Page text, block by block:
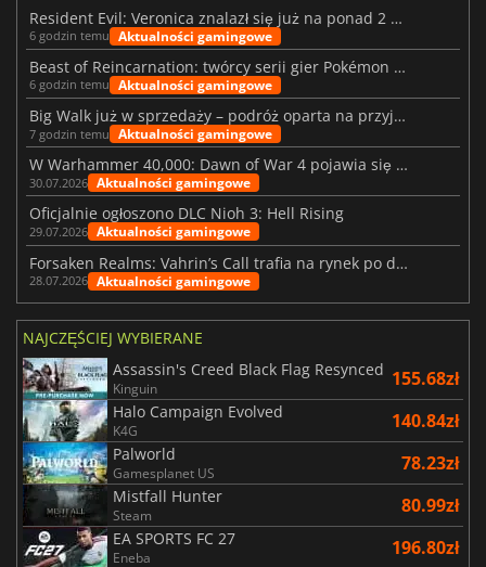
Resident Evil: Veronica znalazł się już na ponad 2 milionach list życzeń
6 godzin temu Aktualności gamingowe
Beast of Reincarnation: twórcy serii gier Pokémon wkraczają na nową ścieżkę
6 godzin temu Aktualności gamingowe
Big Walk już w sprzedaży – podróż oparta na przyjaźni
7 godzin temu Aktualności gamingowe
W Warhammer 40,000: Dawn of War 4 pojawia się frakcja Nekronów
30.07.2026 Aktualności gamingowe
Oficjalnie ogłoszono DLC Nioh 3: Hell Rising
29.07.2026 Aktualności gamingowe
Forsaken Realms: Vahrin’s Call trafia na rynek po dziesięciu latach prac
28.07.2026 Aktualności gamingowe
NAJCZĘŚCIEJ WYBIERANE
Assassin's Creed Black Flag Resynced
Kinguin 155.68zł
Halo Campaign Evolved
K4G 140.84zł
Palworld
Gamesplanet US 78.23zł
Mistfall Hunter
Steam 80.99zł
EA SPORTS FC 27
Eneba 196.80zł